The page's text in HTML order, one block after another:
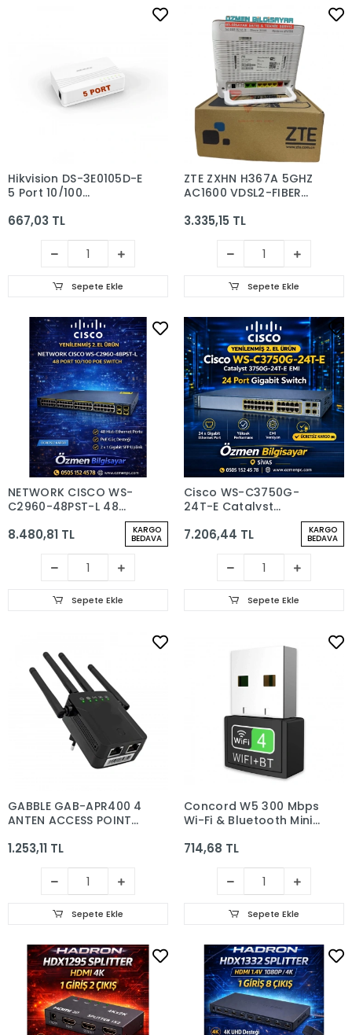
Hikvision DS-3E0105D-E
5 Port 10/100
667,03 TL
Sepete Ekle
ZTE ZXHN H367A 5GHZ
AC1600 VDSL2-FIBER
3.335,15 TL
Sepete Ekle
NETWORK CISCO WS-
C2960-48PST-L 48
SWITCH
8.480,81 TL KARGO
BEDAVA
Sepete Ekle
Cisco WS-C3750G-
24T-E Catalyst
3750G-24T-E EMI 24
Port Gigabit
7.206,44 TL KARGO
BEDAVA
Sepete Ekle
GABBLE GAB-APR400 4
ANTEN ACCESS POINT
1.253,11 TL
Sepete Ekle
Concord W5 300 Mbps
Wi-Fi & Bluetooth Mini
Free Driver Wifi ve
714,68 TL
Sepete Ekle